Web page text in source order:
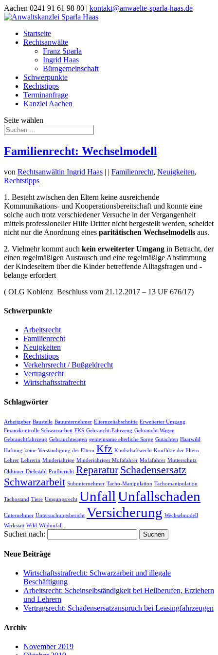
Aachen 0241 91 61 98 80 | kontakt@anwaelte-sparla-haas.de
Startseite
Rechtsanwälte
Franz Sparla
Ingrid Haas
Bürogemeinschaft
Schwerpunkte
Rechtstipps
Terminanfrage
Kanzlei Aachen
Seite wählen
Familienrecht: Wechselmodell
von Rechtsanwältin Ingrid Haas | | Familienrecht, Neuigkeiten,
Rechtstipps
1. Besteht zwischen den Eltern keine ausreichende
Kommunikations- und Kooperationsbereitschaft und konnte eine
solche auch trotz verschiedener Versuche in der Vergangenheit
mittels professioneller Hilfe Dritter nicht hergestellt werden, scheidet
nicht nur die Anordnung eines paritätischen Wechselmodells aus.
2. Vielmehr kommt auch kein erweiterter Umgang in Betracht, der
einen regelmäßigen Austausch und eine regelmäßige Abstimmung
der Kindeseltern über die Kinder betreffende Alltagsfragen und -
belange erfordert
( OLG Koblenz Beschluss vom 21.12.2017 – 13 UF 676/17)
Schwerpunkte
Arbeitsrecht
Familienrecht
Neuigkeiten
Rechtstipps
Verkehrsrecht / Bußgeldrecht
Vertragsrecht
Wirtschaftsstrafrecht
Schlagwörter
Arbeitgeber Baustelle Bauunternehmer Elternzeitabschnitte Erweiterter Umgang
Finanzkontrolle Schwarzarbeit FKS Gebraucht-Fahrzeug Gebraucht-Wagen
Gebrauchtfahrzeug Gebrauchtwagen gemeinsame elterliche Sorge Gutachten Haarwild
Haftung keine Verständigung der Eltern Kfz Kindschaftsrecht Konflikte der Eltern
Lehrer Lehrerin Minderjährige Minderjähriger Mofafahrer Mofafahrer Mutterschutz
Oldtimer-Diebstahl Prüfbericht Reparatur Schadensersatz
Schwarzarbeit Subunternehmer Tacho-Manipulation Tachomanipulation
Tachostand Tiere Umgangsrecht UnfallUnfallschaden
Unternehmer Untersuchungsbericht Versicherung Wechselmodell
Werkstatt Wild Wildunfall
Suchen nach:
Neue Beiträge
Wirtschaftsstrafrecht: Schwarzarbeit und illegale
Beschäftigung
Arbeitsrecht: Scheinselbständigkeit bei Heilberufen, Erziehern
und Lehrern
Vertragsrecht: Schadensersatzanspruch bei Leasingfahrzeugen
Archiv
November 2019